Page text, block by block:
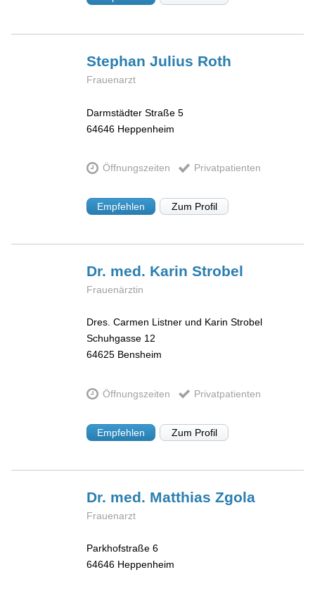
Stephan Julius Roth
Frauenarzt
Darmstädter Straße 5
64646 Heppenheim
Öffnungszeiten Privatpatienten
Empfehlen Zum Profil
Dr. med. KarinStrobel
Frauenärztin
Dres. Carmen Listner und Karin Strobel
Schuhgasse 12
64625 Bensheim
Öffnungszeiten Privatpatienten
Empfehlen Zum Profil
Dr. med. MatthiasZgola
Frauenarzt
Parkhofstraße 6
64646 Heppenheim